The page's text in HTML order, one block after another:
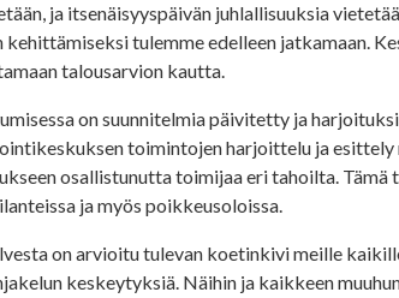
ja itsenäisyyspäivän juhlallisuuksia
kehittämiseksi tulemme edelleen jatkamaan.
talousarvion kautta.
on suunnitelmia päivitetty ja
toimintojen harjoittelu ja
osallistunutta toimijaa eri tahoilta.
ja myös poikkeusoloissa.
on arvioitu tulevan koetinkivi meille
keskeytyksiä. Näihin ja kaikkeen